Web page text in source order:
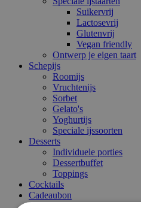
Suikervrij
Lactosevrij
Glutenvrij
Vegan friendly
Ontwerp je eigen taart
Schepijs
Roomijs
Vruchtenijs
Sorbet
Gelato's
Yoghurtijs
Speciale ijssoorten
Desserts
Individuele porties
Dessertbuffet
Toppings
Cocktails
Cadeaubon